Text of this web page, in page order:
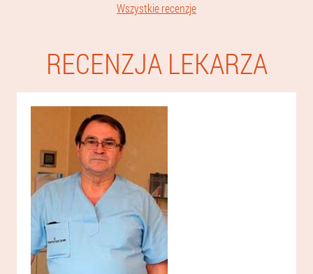
Wszystkie recenzje
RECENZJA LEKARZA